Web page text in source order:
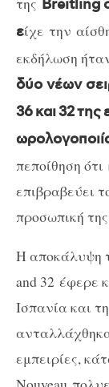
Breitling
είχε την
εκδήλωση
δύο νέων
36και32της
πεποίθηση
επιβραβεύει
προσωπική
Η αποκάλυψη
and 32 έφερε
Ισπανία και
εμπειρίες,